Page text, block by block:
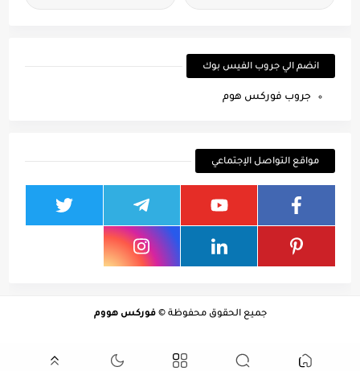
انضم الي جروب الفيس بوك
جروب فوركس هوم
مواقع التواصل الإجتماعي
جميع الحقوق محفوظة © فوركس هووم